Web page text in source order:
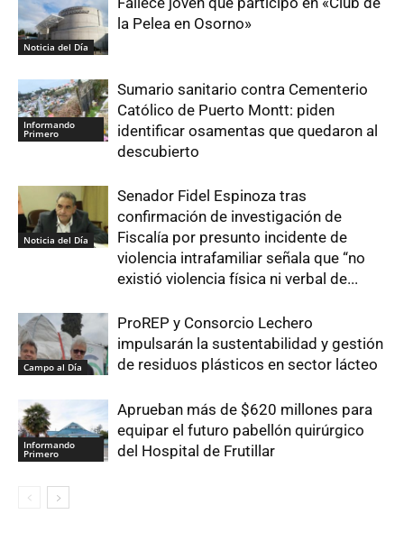
Noticia del Día
la Pelea en Osorno»
Informando
Primero
Sumario sanitario contra Cementerio
Católico de Puerto Montt: piden
identificar osamentas que quedaron al
descubierto
Noticia del Día
Senador Fidel Espinoza tras
confirmación de investigación de
Fiscalía por presunto incidente de
violencia intrafamiliar señala que “no
existió violencia física ni verbal de...
Campo al Día
ProREP y Consorcio Lechero
impulsarán la sustentabilidad y gestión
de residuos plásticos en sector lácteo
Informando
Primero
Aprueban más de $620 millones para
equipar el futuro pabellón quirúrgico
del Hospital de Frutillar